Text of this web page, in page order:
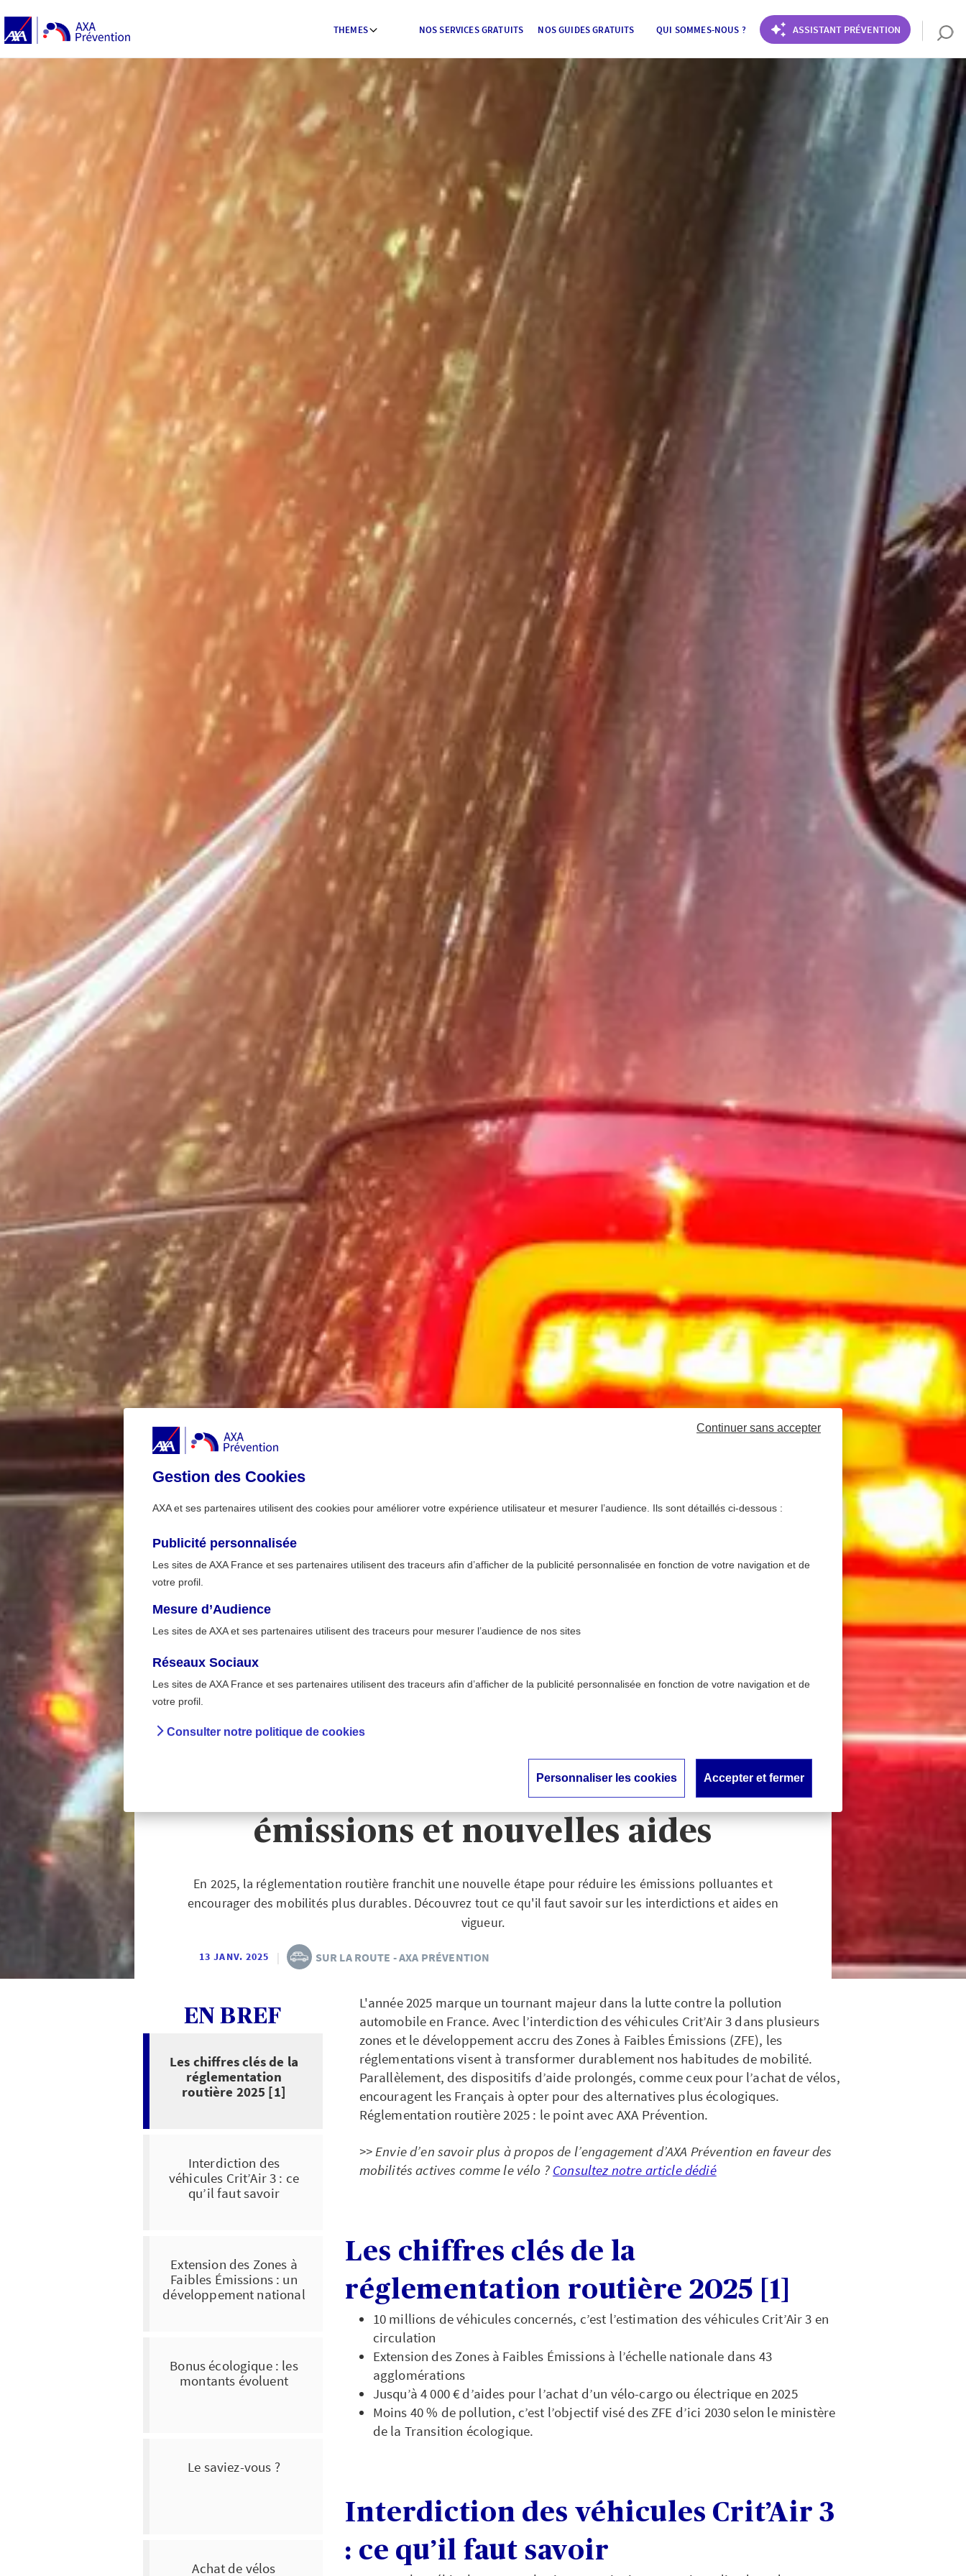
THEMES NOS SERVICES GRATUITS NOS GUIDES GRATUITS QUI SOMMES-NOUS ? ASSISTANT PRÉVENTION
Accueil
Réglementation routière 2025 :
interdictions, zones à faibles
émissions et nouvelles aides
En 2025, la réglementation routière franchit une nouvelle étape pour réduire les émissions polluantes et
encourager des mobilités plus durables. Découvrez tout ce qu'il faut savoir sur les interdictions et aides en
vigueur.
13 JANV. 2025 | SUR LA ROUTE - AXA PRÉVENTION
EN BREF
Les chiffres clés de la
réglementation
routière 2025 [1]
Interdiction des
véhicules Crit’Air 3 : ce
qu’il faut savoir
Extension des Zones à
Faibles Émissions : un
développement national
Bonus écologique : les
montants évoluent
Le saviez-vous ?
Achat de vélos
L'année 2025 marque un tournant majeur dans la lutte contre la pollution
automobile en France. Avec l’interdiction des véhicules Crit’Air 3 dans plusieurs
zones et le développement accru des Zones à Faibles Émissions (ZFE), les
réglementations visent à transformer durablement nos habitudes de mobilité.
Parallèlement, des dispositifs d’aide prolongés, comme ceux pour l’achat de vélos,
encouragent les Français à opter pour des alternatives plus écologiques.
Réglementation routière 2025 : le point avec AXA Prévention.
>> Envie d’en savoir plus à propos de l’engagement d’AXA Prévention en faveur des
mobilités actives comme le vélo ? Consultez notre article dédié
Les chiffres clés de la
réglementation routière 2025 [1]
10 millions de véhicules concernés, c’est l’estimation des véhicules Crit’Air 3 en
circulation
Extension des Zones à Faibles Émissions à l’échelle nationale dans 43
agglomérations
Jusqu’à 4 000 € d’aides pour l’achat d’un vélo-cargo ou électrique en 2025
Moins 40 % de pollution, c’est l’objectif visé des ZFE d’ici 2030 selon le ministère
de la Transition écologique.
Interdiction des véhicules Crit’Air 3
: ce qu’il faut savoir
Gestion des Cookies
AXA et ses partenaires utilisent des cookies pour améliorer votre expérience utilisateur et mesurer l’audience. Ils sont détaillés ci-dessous :
Publicité personnalisée
Les sites de AXA France et ses partenaires utilisent des traceurs afin d’afficher de la publicité personnalisée en fonction de votre navigation et de
votre profil.
Mesure d’Audience
Les sites de AXA et ses partenaires utilisent des traceurs pour mesurer l’audience de nos sites
Réseaux Sociaux
Les sites de AXA France et ses partenaires utilisent des traceurs afin d’afficher de la publicité personnalisée en fonction de votre navigation et de
votre profil.
Consulter notre politique de cookies
Continuer sans accepter
Personnaliser les cookies Accepter et fermer